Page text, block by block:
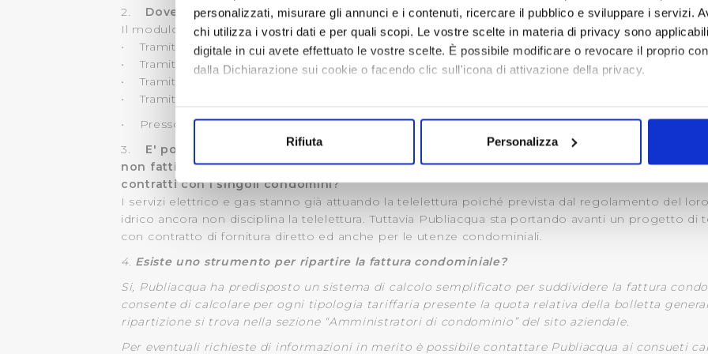
personalizzati, misurare gli annunci e i contenuti, ricercare il pubblico e sviluppare i servizi.
chi utilizza i vostri dati e per quali scopi. Le vostre scelte in materia di privacy sono
digitale in cui avete effettuato le vostre scelte. È possibile modificare o revocare il proprio
dalla Dichiarazione sui cookie o facendo clic sull'icona di attivazione della privacy.
Identificare il tuo dispositivo, scansionandolo attivamente alla ricerca di
digitali).
Approfondisci come vengono elaborati i tuoi dati personali e imposta le tue preferenze nella
modificare o ritirare il tuo consenso in qualsiasi momento dalla Dichiarazione sui cookie.
Utilizziamo dei cookie tecnici necessari per rendere fruibile il sito web abilitandone
navigazione sulle pagine e l'accesso alle aree protette. In linea con le preferenze
consensi dallo stesso prestati, i cookie possono essere inoltre utilizzati per analizzare il
per personalizzare contenuti ed annunci e per fornire funzionalità dei social media,
modo in cui l’Utente utilizza il nostro sito con i nostri partner. Tali soggetti, che si
pubblicità e social media, potrebbero combinare le informazioni ricevute con altre
Rifiuta Personalizza
2.
Dove è' possibile inviare il modulo E1: dichiarazione modalità di ripartizione consumi
Il modulo può essere inviato attraverso i seguenti canali:
• Tramite posta all’indirizzo Via Villamagna 90/C – 50126 Firenze
• Tramite email alla casella di posta elettronicacommerciale@publiacqua.it
• Tramite PEC all’indirizzo
• Tramite fax al numero 0556862451
• Presso gli uffici al pubblico
3. E' possibile fare la telelettura per risolvere il problema dell'inaccessibilità contatori
non fattibile? Come mai nel servizio elettrico e gas viene fatta la telelettura? Perché
contratti con i singoli condomini?
I servizi elettrico e gas stanno già attuando la telelettura poiché prevista dal regolamento del
idrico ancora non disciplina la telelettura. Tuttavia Publiacqua sta portando avanti un progetto di
con contratto di fornitura diretto ed anche per le utenze condominiali.
4. Esiste uno strumento per ripartire la fattura condominiale?
Si, Publiacqua ha predisposto un sistema di calcolo semplificato per suddividere la fattura
consente di calcolare per ogni tipologia tariffaria presente la quota relativa della bolletta
ripartizione si trova nella sezione “Amministratori di condominio” del sito aziendale.
Per eventuali richieste di informazioni in merito è possibile contattare Publiacqua ai consueti